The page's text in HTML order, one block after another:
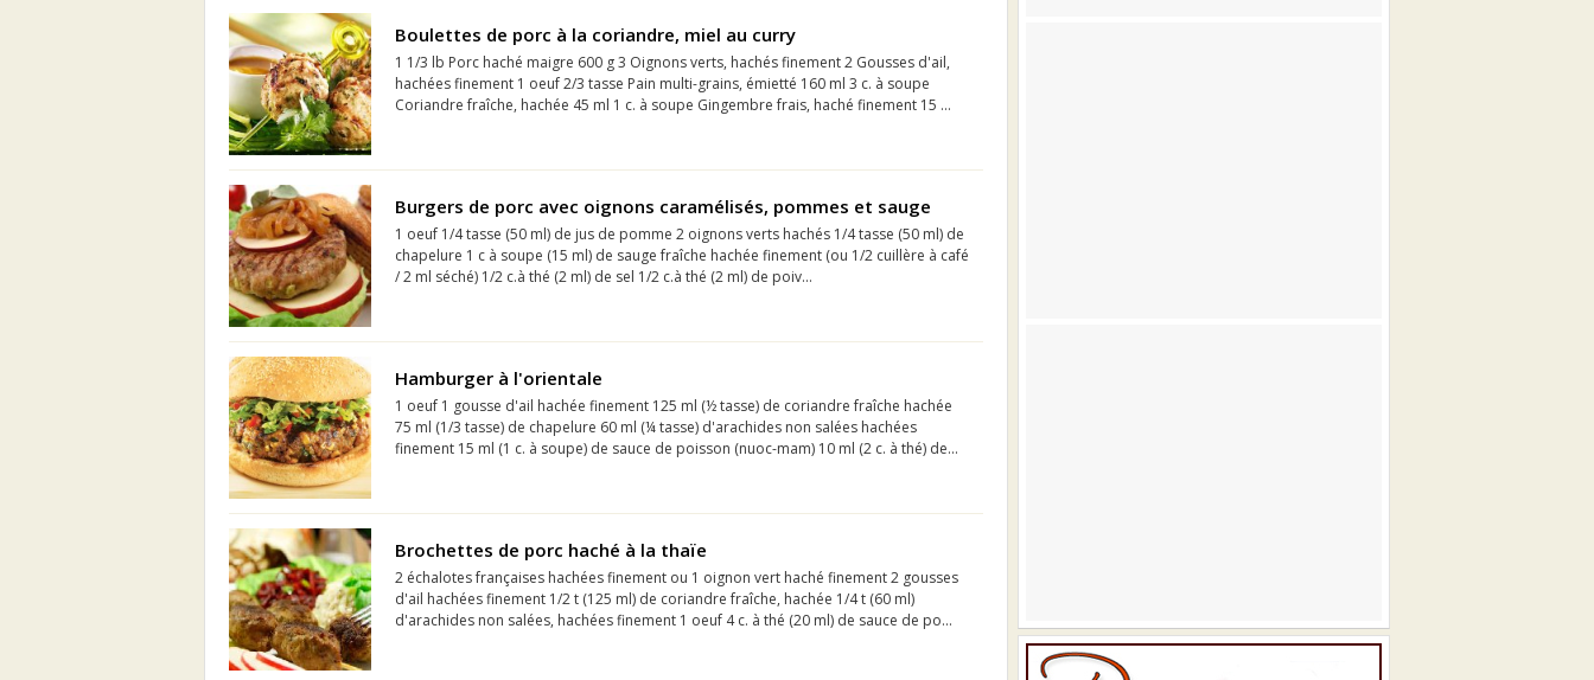
Boulettes de porc à la coriandre, miel au curry
1 1/3 lb Porc haché maigre 600 g 3 Oignons verts, hachés finement 2 Gousses d'ail,
hachées finement 1 oeuf 2/3 tasse Pain multi-grains, émietté 160 ml 3 c. à soupe
Coriandre fraîche, hachée 45 ml 1 c. à soupe Gingembre frais, haché finement 15 ...
Burgers de porc avec oignons caramélisés, pommes et sauge
1 oeuf 1/4 tasse (50 ml) de jus de pomme 2 oignons verts hachés 1/4 tasse (50 ml) de
chapelure 1 c à soupe (15 ml) de sauge fraîche hachée finement (ou 1/2 cuillère à café
/ 2 ml séché) 1/2 c.à thé (2 ml) de sel 1/2 c.à thé (2 ml) de poiv...
Hamburger à l'orientale
1 oeuf 1 gousse d'ail hachée finement 125 ml (½ tasse) de coriandre fraîche hachée
75 ml (1/3 tasse) de chapelure 60 ml (¼ tasse) d'arachides non salées hachées
finement 15 ml (1 c. à soupe) de sauce de poisson (nuoc-mam) 10 ml (2 c. à thé) de...
Brochettes de porc haché à la thaïe
2 échalotes françaises hachées finement ou 1 oignon vert haché finement 2 gousses
d'ail hachées finement 1/2 t (125 ml) de coriandre fraîche, hachée 1/4 t (60 ml)
d'arachides non salées, hachées finement 1 oeuf 4 c. à thé (20 ml) de sauce de po...